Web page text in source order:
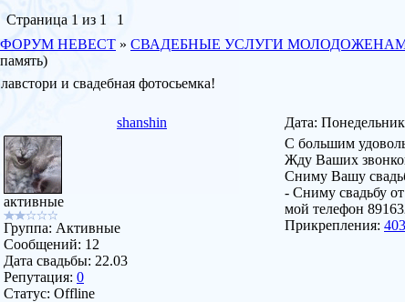
Страница 1 из 1
1
ФОРУМ НЕВЕСТ » СВАДЕБНЫЕ УСЛУГИ
память)
лавстори и свадебная фотосьемка!
shanshin Дата:
активные
Группа: Активные
Сообщений: 12
Дата свадьбы: 22.03
Репутация: 0
Статус: Offline
С большим
Жду Ваших
Сниму Вашу
- Сниму свадьбу
мой телефон
Прикрепления: